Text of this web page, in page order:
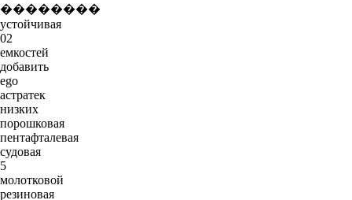
��������
устойчивая
02
емкостей
добавить
ego
астратек
низких
порошковая
пентафталевая
судовая
5
молотковой
резиновая